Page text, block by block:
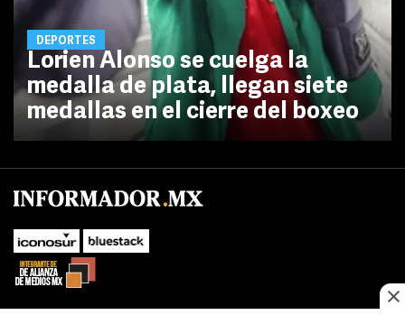
DEPORTES
Lorien Alonso se cuelga la
medalla de plata, llegan siete
medallas en el cierre del boxeo